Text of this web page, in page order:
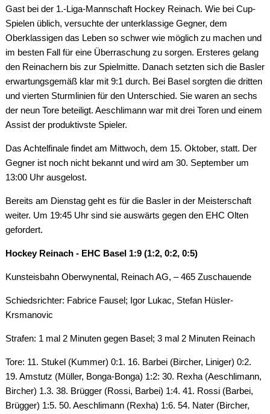
Gast bei der 1.-Liga-Mannschaft Hockey Reinach. Wie bei Cup-
Spielen üblich, versuchte der unterklassige Gegner, dem
Oberklassigen das Leben so schwer wie möglich zu machen und
im besten Fall für eine Überraschung zu sorgen. Ersteres gelang
den Reinachern bis zur Spielmitte. Danach setzten sich die Basler
erwartungsgemäß klar mit 9:1 durch. Bei Basel sorgten die dritten
und vierten Sturmlinien für den Unterschied. Sie waren an sechs
der neun Tore beteiligt. Aeschlimann war mit drei Toren und einem
Assist der produktivste Spieler.
Das Achtelfinale findet am Mittwoch, dem 15. Oktober, statt. Der
Gegner ist noch nicht bekannt und wird am 30. September um
13:00 Uhr ausgelost.
Bereits am Dienstag geht es für die Basler in der Meisterschaft
weiter. Um 19:45 Uhr sind sie auswärts gegen den EHC Olten
gefordert.
Hockey Reinach - EHC Basel 1:9 (1:2, 0:2, 0:5)
Kunsteisbahn Oberwynental, Reinach AG, – 465 Zuschauende
Schiedsrichter: Fabrice Fausel; Igor Lukac, Stefan Hüsler-
Krsmanovic
Strafen: 1 mal 2 Minuten gegen Basel; 3 mal 2 Minuten Reinach
Tore: 11. Stukel (Kummer) 0:1. 16. Barbei (Bircher, Liniger) 0:2.
19. Amstutz (Müller, Bonga-Bonga) 1:2: 30. Rexha (Aeschlimann,
Bircher) 1.3. 38. Brügger (Rossi, Barbei) 1:4. 41. Rossi (Barbei,
Brügger) 1:5. 50. Aeschlimann (Rexha) 1:6. 54. Nater (Bircher,